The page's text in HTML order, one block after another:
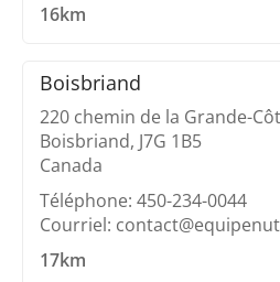
16km
Boisbriand
220 chemin de la Grande-
Boisbriand, J7G 1B5
Canada
Téléphone: 450-234-0044
Courriel:
17km